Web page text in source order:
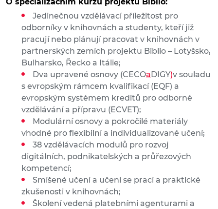
Jedinečnou vzdělávací příležitost pro
odborníky v knihovnách a studenty, kteří již
pracují nebo plánují pracovat v knihovnách v
partnerských zemích projektu Biblio – Lotyšsko,
Bulharsko, Řecko a Itálie;
Dva upravené osnovy (CECOa DIGY)v souladu
s evropským rámcem kvalifikací (EQF) a
evropským systémem kreditů pro odborné
vzdělávání a přípravu (ECVET);
Modulární osnovy a pokročilé materiály
vhodné pro flexibilní a individualizované učení;
38 vzdělávacích modulů pro rozvoj
digitálních, podnikatelských a průřezových
kompetencí;
Smíšené učení a učení se prací a praktické
zkušenosti v knihovnách;
Školení vedená platebními agenturami a